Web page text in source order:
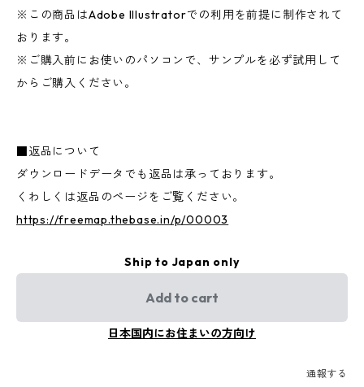
※この商品はAdobe Illustratorでの利用を前提に制作されて
おります。
※ご購入前にお使いのパソコンで、サンプルを必ず試用して
からご購入ください。
■返品について
ダウンロードデータでも返品は承っております。
くわしくは返品のページをご覧ください。
https://freemap.thebase.in/p/00003
Ship to Japan only
Add to cart
日本国内にお住まいの方向け
通報する